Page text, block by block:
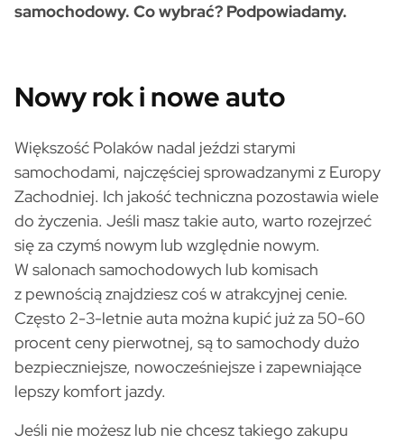
samochodowy. Co wybrać? Podpowiadamy.
Nowy rok i nowe auto
Większość Polaków nadal jeździ starymi
samochodami, najczęściej sprowadzanymi z Europy
Zachodniej. Ich jakość techniczna pozostawia wiele
do życzenia. Jeśli masz takie auto, warto rozejrzeć
się za czymś nowym lub względnie nowym.
W salonach samochodowych lub komisach
z pewnością znajdziesz coś w atrakcyjnej cenie.
Często 2-3-letnie auta można kupić już za 50-60
procent ceny pierwotnej, są to samochody dużo
bezpieczniejsze, nowocześniejsze i zapewniające
lepszy komfort jazdy.
Jeśli nie możesz lub nie chcesz takiego zakupu